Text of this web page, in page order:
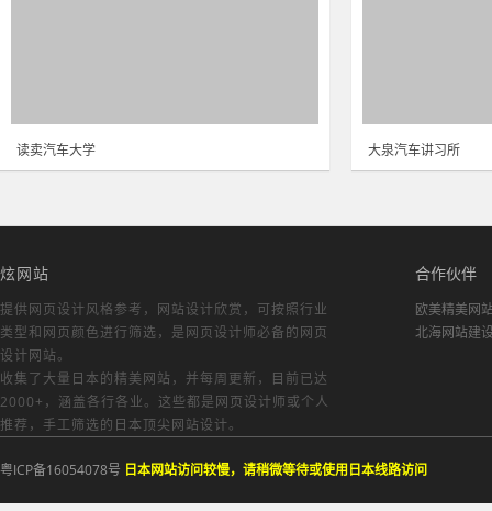
读卖汽车大学 大泉汽车讲习所
炫网站
提供网页设计风格参考， 网站设计欣赏 ，可按照行业
类型和网页颜色进行筛选，是网页设计师必备的网页
设计网站。
收集了大量日本的精美网站，并每周更新，目前已达
2000+，涵盖各行各业。这些都是网页设计师或个人
推荐，手工筛选的日本顶尖网站设计。
合作伙伴
欧美精美网
北海网站建
粤ICP备16054078号 日本网站访问较慢，请稍微等待或使用日本线路访问